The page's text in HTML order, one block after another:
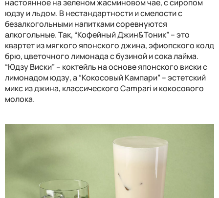
настоянное на зеленом жасминовом чае, с сиропом
юдзу и льдом. В нестандартности и смелости с
безалкогольными напитками соревнуются
алкогольные. Так, “Кофейный Джин&Тоник” – это
квартет из мягкого японского джина, эфиопского колд
брю, цветочного лимонада с бузиной и сока лайма.
“Юдзу Виски” – коктейль на основе японского виски с
лимонадом юдзу, а “Кокосовый Кампари” – эстетский
микс из джина, классического Campari и кокосового
молока.